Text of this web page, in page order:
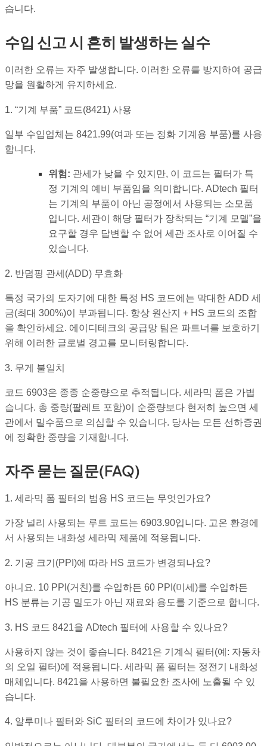
습니다.
수입 신고 시 흔히 발생하는 실수
이러한 오류는 자주 발생합니다. 이러한 오류를 방지하여 공급
망을 원활하게 유지하세요.
1. “기계 부품” 코드(8421) 사용
일부 수입업체는 8421.99(여과 또는 정화 기계용 부품)를 사용
합니다.
위험: 관세가 낮을 수 있지만, 이 코드는 필터가 특
정 기계의 예비 부품임을 의미합니다. ADtech 필터
는 기계의 부품이 아닌 공정에서 사용되는 소모품
입니다. 세관이 해당 필터가 장착되는 “기계 모델”을
요구할 경우 답변할 수 없어 세관 조사로 이어질 수
있습니다.
2. 반덤핑 관세(ADD) 무효화
특정 국가의 도자기에 대한 특정 HS 코드에는 막대한 ADD 세
금(최대 300%)이 부과됩니다. 항상 원산지 + HS 코드의 조합
을 확인하세요. 에이디테크의 공급망 팀은 파트너를 보호하기
위해 이러한 글로벌 경고를 모니터링합니다.
3. 무게 불일치
코드 6903은 종종 순중량으로 추적됩니다. 세라믹 폼은 가볍
습니다. 총 중량(팔레트 포함)이 순중량보다 현저히 높으면 세
관에서 밀수품으로 의심할 수 있습니다. 당사는 모든 선하증권
에 정확한 중량을 기재합니다.
자주 묻는 질문(FAQ)
1. 세라믹 폼 필터의 범용 HS 코드는 무엇인가요?
가장 널리 사용되는 루트 코드는 6903.90입니다. 고온 환경에
서 사용되는 내화성 세라믹 제품에 적용됩니다.
2. 기공 크기(PPI)에 따라 HS 코드가 변경되나요?
아니요. 10 PPI(거친)를 수입하든 60 PPI(미세)를 수입하든
HS 분류는 기공 밀도가 아닌 재료와 용도를 기준으로 합니다.
3. HS 코드 8421을 ADtech 필터에 사용할 수 있나요?
사용하지 않는 것이 좋습니다. 8421은 기계식 필터(예: 자동차
의 오일 필터)에 적용됩니다. 세라믹 폼 필터는 정전기 내화성
매체입니다. 8421을 사용하면 불필요한 조사에 노출될 수 있
습니다.
4. 알루미나 필터와 SiC 필터의 코드에 차이가 있나요?